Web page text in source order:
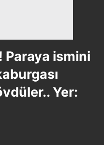
Paraya ismini
Yer: